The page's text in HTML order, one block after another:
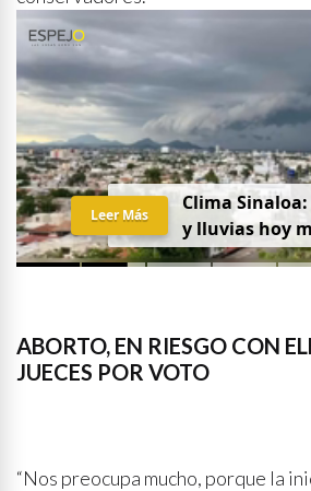
Clima Sinaloa:
y lluvias hoy
agosto
Leer Más
ABORTO, EN RIESGO CON
JUECES POR VOTO
“Nos preocupa mucho, porque la